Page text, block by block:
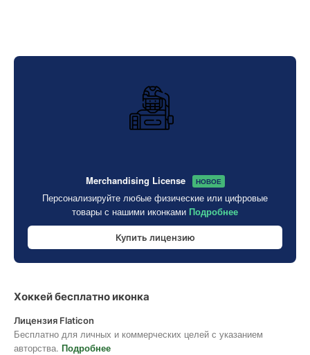
Merchandising License НОВОЕ
Персонализируйте любые физические или цифровые
товары с нашими иконками Подробнее
Купить лицензию
Хоккей бесплатно иконка
Лицензия Flaticon
Бесплатно для личных и коммерческих целей с указанием
авторства. Подробнее